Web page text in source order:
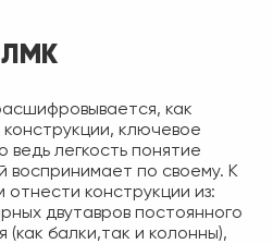
ЛМК
как
ключевое
ведь легкость понятие
воспринимает по своему. К
конструкции из:
двутавров постоянного
балки,так и колонны),